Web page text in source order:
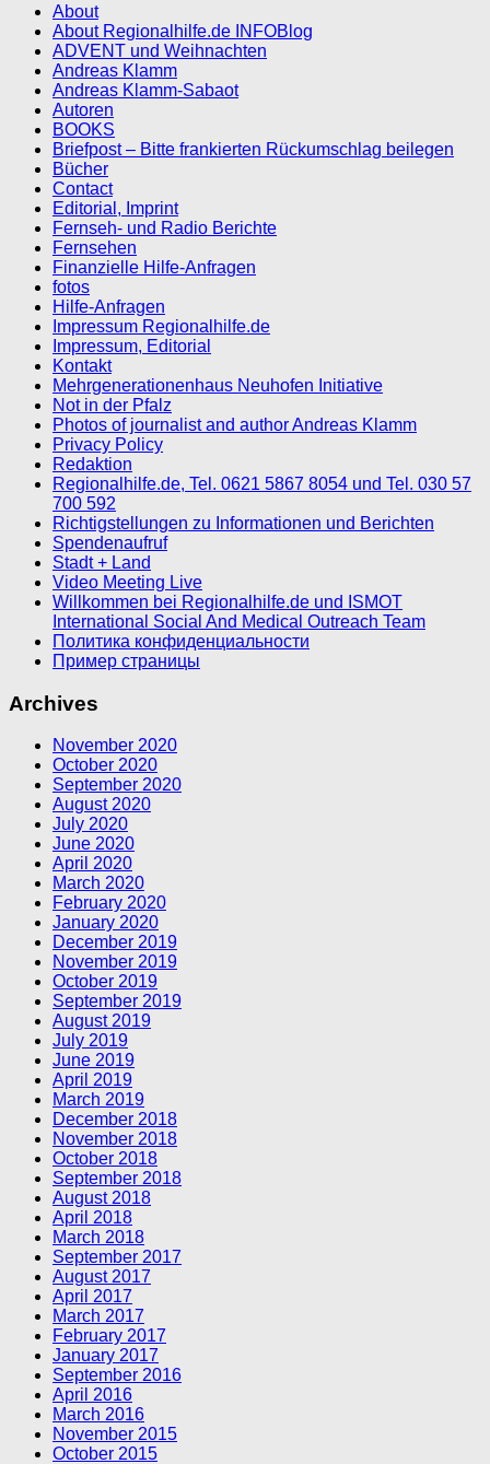
About
About Regionalhilfe.de INFOBlog
ADVENT und Weihnachten
Andreas Klamm
Andreas Klamm-Sabaot
Autoren
BOOKS
Briefpost – Bitte frankierten Rückumschlag beilegen
Bücher
Contact
Editorial, Imprint
Fernseh- und Radio Berichte
Fernsehen
Finanzielle Hilfe-Anfragen
fotos
Hilfe-Anfragen
Impressum Regionalhilfe.de
Impressum, Editorial
Kontakt
Mehrgenerationenhaus Neuhofen Initiative
Not in der Pfalz
Photos of journalist and author Andreas Klamm
Privacy Policy
Redaktion
Regionalhilfe.de, Tel. 0621 5867 8054 und Tel. 030 57
700 592
Richtigstellungen zu Informationen und Berichten
Spendenaufruf
Stadt + Land
Video Meeting Live
Willkommen bei Regionalhilfe.de und ISMOT
International Social And Medical Outreach Team
Политика конфиденциальности
Пример страницы
Archives
November 2020
October 2020
September 2020
August 2020
July 2020
June 2020
April 2020
March 2020
February 2020
January 2020
December 2019
November 2019
October 2019
September 2019
August 2019
July 2019
June 2019
April 2019
March 2019
December 2018
November 2018
October 2018
September 2018
August 2018
April 2018
March 2018
September 2017
August 2017
April 2017
March 2017
February 2017
January 2017
September 2016
April 2016
March 2016
November 2015
October 2015